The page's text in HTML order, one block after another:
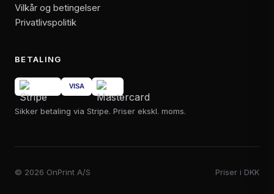
Vilkår og betingelser
Privatlivspolitik
BETALING
Sikker betaling via Stripe. Priser ekskl. moms.
© 2026 OnPrint A/S Priser i DKK